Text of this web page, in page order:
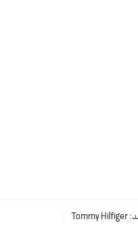
Tommy Hilfiger